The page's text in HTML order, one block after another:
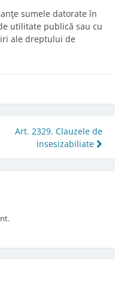
sumele datorate în
utilitate publică sau cu
ale dreptului de
Art. 2329. Clauzele de
insesizabiliate